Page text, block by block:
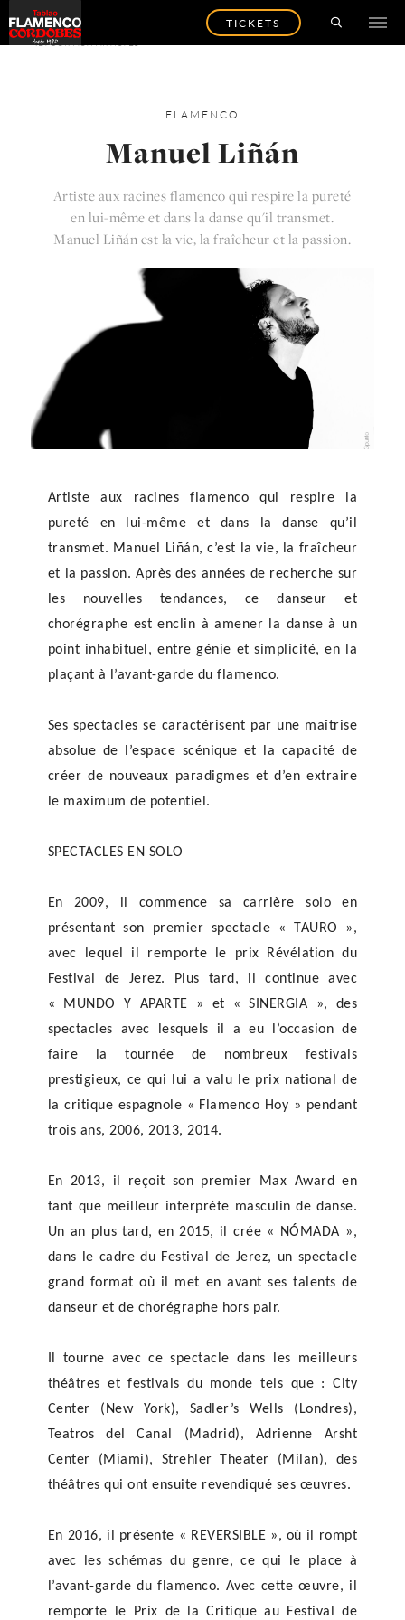
TICKETS
RETOUR AUX ARTISTES
FLAMENCO
Manuel Liñán
Artiste aux racines flamenco qui respire la pureté
en lui-même et dans la danse qu'il transmet.
Manuel Liñán est la vie, la fraîcheur et la passion.
Artiste aux racines flamenco qui respire la
pureté en lui-même et dans la danse qu’il
transmet. Manuel Liñán, c’est la vie, la fraîcheur
et la passion. Après des années de recherche sur
les nouvelles tendances, ce danseur et
chorégraphe est enclin à amener la danse à un
point inhabituel, entre génie et simplicité, en la
plaçant à l’avant-garde du flamenco.
Ses spectacles se caractérisent par une maîtrise
absolue de l’espace scénique et la capacité de
créer de nouveaux paradigmes et d’en extraire
le maximum de potentiel.
SPECTACLES EN SOLO
En 2009, il commence sa carrière solo en
présentant son premier spectacle « TAURO »,
avec lequel il remporte le prix Révélation du
Festival de Jerez. Plus tard, il continue avec
« MUNDO Y APARTE » et « SINERGIA », des
spectacles avec lesquels il a eu l’occasion de
faire la tournée de nombreux festivals
prestigieux, ce qui lui a valu le prix national de
la critique espagnole « Flamenco Hoy » pendant
trois ans, 2006, 2013, 2014.
En 2013, il reçoit son premier Max Award en
tant que meilleur interprète masculin de danse.
Un an plus tard, en 2015, il crée « NÓMADA »,
dans le cadre du Festival de Jerez, un spectacle
grand format où il met en avant ses talents de
danseur et de chorégraphe hors pair.
Il tourne avec ce spectacle dans les meilleurs
théâtres et festivals du monde tels que : City
Center (New York), Sadler’s Wells (Londres),
Teatros del Canal (Madrid), Adrienne Arsht
Center (Miami), Strehler Theater (Milan), des
théâtres qui ont ensuite revendiqué ses œuvres.
En 2016, il présente « REVERSIBLE », où il rompt
avec les schémas du genre, ce qui le place à
l’avant-garde du flamenco. Avec cette œuvre, il
remporte le Prix de la Critique au Festival de